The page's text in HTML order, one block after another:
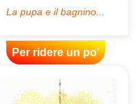
Per ridere un po'